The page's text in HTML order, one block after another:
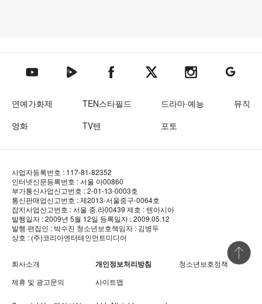
텐아시아 유튜브텐아시아 네이버TV텐아시아 페이스북텐아시아 엑스텐아시아 인스타그램
텐아시아
연예가화제 TEN스타필드 드라마·예능
뮤직
영화
TV텐 포토
사업자등록번호 : 117-81-82352
인터넷신문등록번호 : 서울 아00860
부가통신사업신고번호 : 2-01-13-0003호
통신판매업신고번호 : 제2013-서울중구-0064호
잡지사업신고번호 : 서울 중.라00439 제호 : 텐아시아
발행일자 : 2009년 5월 12일 등록일자 : 2009.05.12
발행·편집인 : 박수진 청소년보호책임자 : 김병두
상호 : (주)코리아엔터테인먼트미디어
회사소개 개인정보처리방침
청소년보호정책
제휴 및 광고문의
사이트맵
상단 바로